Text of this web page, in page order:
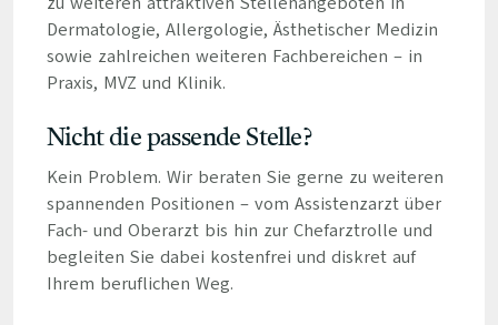
Dermatologie, Allergologie, Ästhetischer Medizin
sowie zahlreichen weiteren Fachbereichen – in
Praxis, MVZ und Klinik.
Nicht die passende Stelle?
Kein Problem. Wir beraten Sie gerne zu weiteren
spannenden Positionen – vom Assistenzarzt über
Fach- und Oberarzt bis hin zur Chefarztrolle und
begleiten Sie dabei kostenfrei und diskret auf
Ihrem beruflichen Weg.